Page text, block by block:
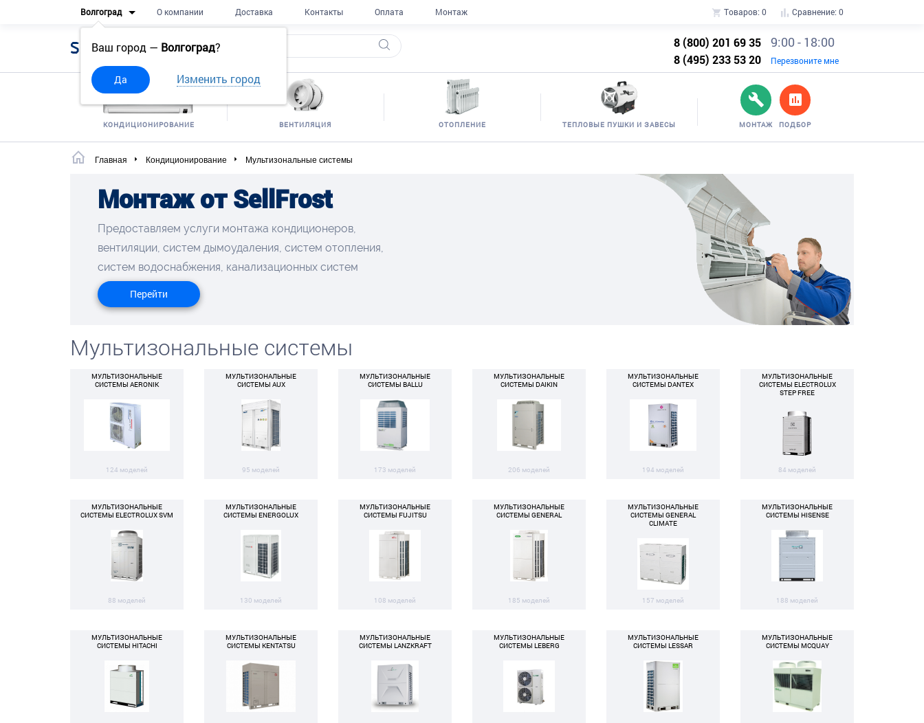
Волгоград
Ваш город — Волгоград?
Да Изменить город
О компании Доставка Контакты Оплата Монтаж Товаров: 0 Сравнение: 0
SellFrost
8 (800) 201 69 35
8 (495) 233 53 20
9:00 - 18:00
Перезвоните мне
КОНДИЦИОНИРОВАНИЕ ВЕНТИЛЯЦИЯ ОТОПЛЕНИЕ ТЕПЛОВЫЕ ПУШКИ И ЗАВЕСЫ МОНТАЖ ПОДБОР
Главная Кондиционирование Мультизональные системы
Монтаж от SellFrost
Предоставляем услуги монтажа кондиционеров,
вентиляции, систем дымоудаления, систем отопления,
систем водоснабжения, канализационных систем
Перейти
Мультизональные системы
МУЛЬТИЗОНАЛЬНЫЕ
СИСТЕМЫ AERONIK
124 моделей
МУЛЬТИЗОНАЛЬНЫЕ
СИСТЕМЫ AUX
95 моделей
МУЛЬТИЗОНАЛЬНЫЕ
СИСТЕМЫ BALLU
173 моделей
МУЛЬТИЗОНАЛЬНЫЕ
СИСТЕМЫ DAIKIN
206 моделей
МУЛЬТИЗОНАЛЬНЫЕ
СИСТЕМЫ DANTEX
194 моделей
МУЛЬТИЗОНАЛЬНЫЕ
СИСТЕМЫ ELECTROLUX
STEP FREE
84 моделей
МУЛЬТИЗОНАЛЬНЫЕ
СИСТЕМЫ ELECTROLUX SVM
88 моделей
МУЛЬТИЗОНАЛЬНЫЕ
СИСТЕМЫ ENERGOLUX
130 моделей
МУЛЬТИЗОНАЛЬНЫЕ
СИСТЕМЫ FUJITSU
108 моделей
МУЛЬТИЗОНАЛЬНЫЕ
СИСТЕМЫ GENERAL
185 моделей
МУЛЬТИЗОНАЛЬНЫЕ
СИСТЕМЫ GENERAL
CLIMATE
157 моделей
МУЛЬТИЗОНАЛЬНЫЕ
СИСТЕМЫ HISENSE
188 моделей
МУЛЬТИЗОНАЛЬНЫЕ
СИСТЕМЫ HITACHI
МУЛЬТИЗОНАЛЬНЫЕ
СИСТЕМЫ KENTATSU
МУЛЬТИЗОНАЛЬНЫЕ
СИСТЕМЫ LANZKRAFT
МУЛЬТИЗОНАЛЬНЫЕ
СИСТЕМЫ LEBERG
МУЛЬТИЗОНАЛЬНЫЕ
СИСТЕМЫ LESSAR
МУЛЬТИЗОНАЛЬНЫЕ
СИСТЕМЫ MCQUAY